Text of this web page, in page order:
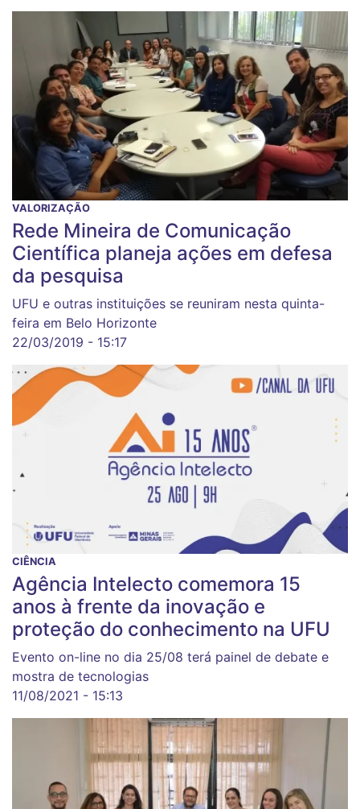
VALORIZAÇÃO
Rede Mineira de Comunicação
Científica planeja ações em defesa
da pesquisa
UFU e outras instituições se reuniram nesta quinta-
feira em Belo Horizonte
22/03/2019 - 15:17
CIÊNCIA
Agência Intelecto comemora 15
anos à frente da inovação e
proteção do conhecimento na UFU
Evento on-line no dia 25/08 terá painel de debate e
mostra de tecnologias
11/08/2021 - 15:13